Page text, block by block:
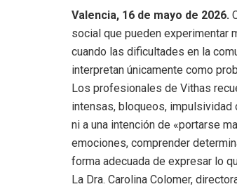
Valencia, 16 de mayo de 2026.
social que pueden experimentar
cuando las dificultades en la
interpretan únicamente como
Los profesionales de Vithas
intensas, bloqueos,
ni a una intención de «portarse
emociones, comprender
forma adecuada de expresar lo
La Dra. Carolina Colomer,